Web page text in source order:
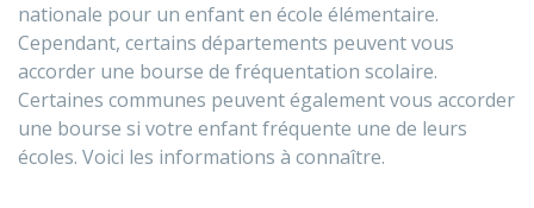
nationale pour un enfant en école élémentaire.
Cependant, certains départements peuvent vous
accorder une bourse de fréquentation scolaire.
Certaines communes peuvent également vous accorder
une bourse si votre enfant fréquente une de leurs
écoles. Voici les informations à connaître.